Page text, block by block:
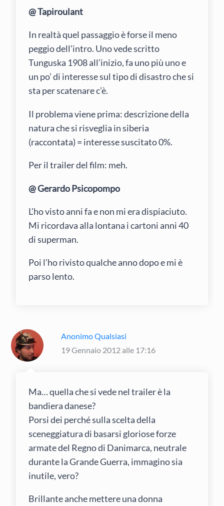
@ Tapiroulant
In realtà quel passaggio è forse il meno
peggio dell’intro. Uno vede scritto
Tunguska 1908 all’inizio, fa uno più uno e
un po’ di interesse sul tipo di disastro che si
sta per scatenare c’è.
Il problema viene prima: descrizione della
natura che si risveglia in siberia
(raccontata) = interesse suscitato 0%.
Per il trailer del film: meh.
@ Gerardo Psicopompo
L’ho visto anni fa e non mi era dispiaciuto.
Mi ricordava alla lontana i cartoni anni 40
di superman.
Poi l’ho rivisto qualche anno dopo e mi è
parso lento.
Anonimo Qualsiasi
19 Gennaio 2012 alle 17:16
Ma… quella che si vede nel trailer è la
bandiera danese?
Porsi dei perché sulla scelta della
sceneggiatura di basarsi gloriose forze
armate del Regno di Danimarca, neutrale
durante la Grande Guerra, immagino sia
inutile, vero?
Brillante anche mettere una donna